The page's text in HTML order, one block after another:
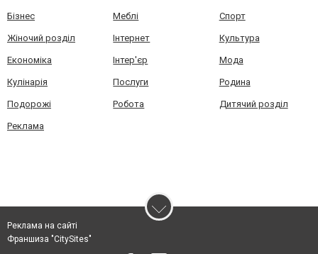
Бізнес Меблі Спорт
Жіночий розділ Інтернет Культура
Економіка Інтер'єр Мода
Кулінарія Послуги Родина
Подорожі Робота Дитячий розділ
Реклама
Реклама на сайті
Франшиза "CitySites"